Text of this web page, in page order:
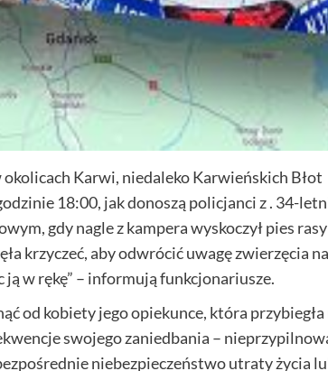
Karwi, niedaleko Karwieńskich Błot
18:00, jak donoszą policjanci z . 34-
gdy nagle z kampera wyskoczył pies
krzyczeć, aby odwrócić uwagę zwierzęcia
ją w rękę” – informują funkcjonariusze.
od kobiety jego opiekunce, która przybiegła
swojego zaniedbania –
niebezpieczeństwo utraty życia